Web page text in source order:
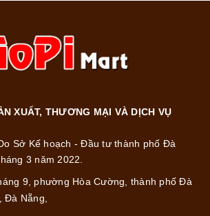
XUẤT, THƯƠNG MẠI VÀ DỊCH VỤ
Sở Kế hoạch - Đầu tư thành phố Đà
3 năm 2022.
9, phường Hòa Cường, thành phố Đà
Đà Nẵng,